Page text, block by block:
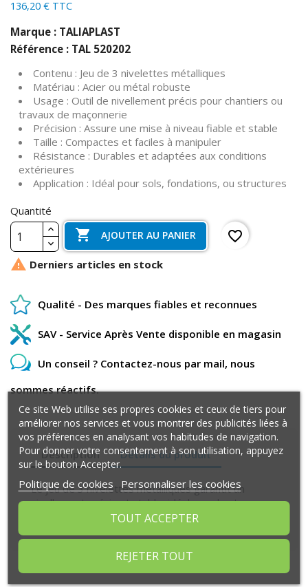
136,20 € TTC
Marque : TALIAPLAST
Référence : TAL 520202
Contenu : Jeu de 3 nivelettes métalliques
Matériau : Acier ou métal robuste
Usage : Outil de nivellement précis pour chantiers ou
travaux de maçonnerie
Précision : Assure une mise à niveau fiable et stable
Taille : Compactes et faciles à manipuler
Résistance : Durables et adaptées aux conditions
extérieures
Application : Idéal pour sols, fondations, ou structures
Quantité
 AJOUTER AU PANIER
favorite_border
 Derniers articles en stock
Qualité - Des marques fiables et reconnues
SAV - Service Après Vente disponible en magasin
Un conseil ? Contactez-nous par mail, nous
sommes réactifs.
Description Détails du produit
Le jeu de 3 nivelettes métalliques garantit un
nivellement précis et stable, idéal pour les travaux
de maçonnerie et chantiers.
Ce site Web utilise ses propres cookies et ceux de tiers pour
améliorer nos services et vous montrer des publicités liées à
vos préférences en analysant vos habitudes de navigation.
Pour donner votre consentement à son utilisation, appuyez
sur le bouton Accepter.
Politique de cookies Personnaliser les cookies
REJETER TOUT
TOUT ACCEPTER